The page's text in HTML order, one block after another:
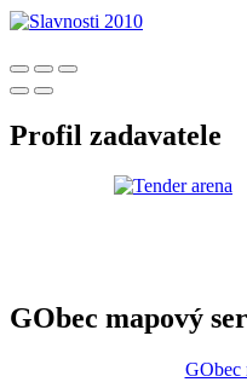
Profil zadavatele
GObec mapový
GObec